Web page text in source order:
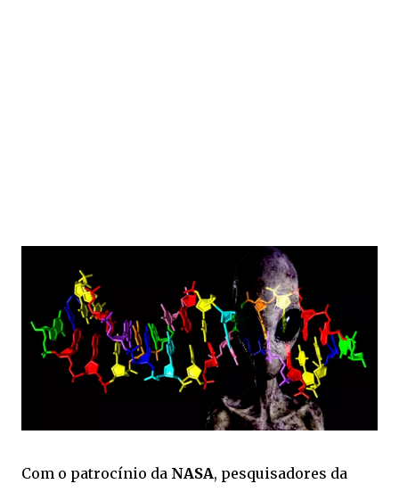
Com o patrocínio da NASA, pesquisadores da